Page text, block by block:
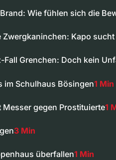
Wie fühlen sich die
Zwergkaninchen: Kapo sucht
Fall Grenchen: Doch kein
im Schulhaus Bösingen1 Min
Messer gegen Prostituierte1
3 Min
überfallen1 Min